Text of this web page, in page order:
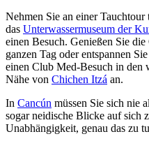
Nehmen Sie an einer
das Unterwassermuseum der
einen Besuch. Genießen Sie
ganzen Tag oder entspannen
einen Club Med-Besuch in den
Nähe von Chichen Itzá an.
In Cancún müssen Sie sich nie
sogar neidische Blicke auf sich
Unabhängigkeit, genau das zu